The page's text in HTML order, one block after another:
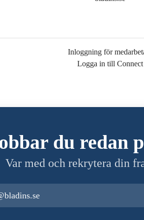
Inloggning för
Logga in till Connect
du redan
Var med och rekrytera din